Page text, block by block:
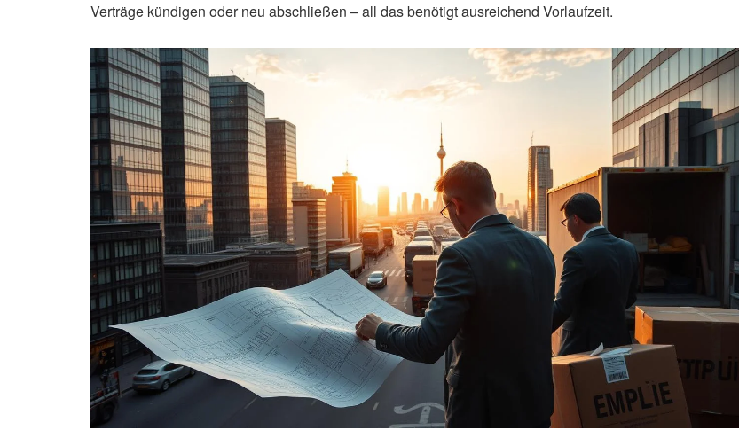
Verträge kündigen oder neu abschließen – all das benötigt ausreichend Vorlaufzeit.